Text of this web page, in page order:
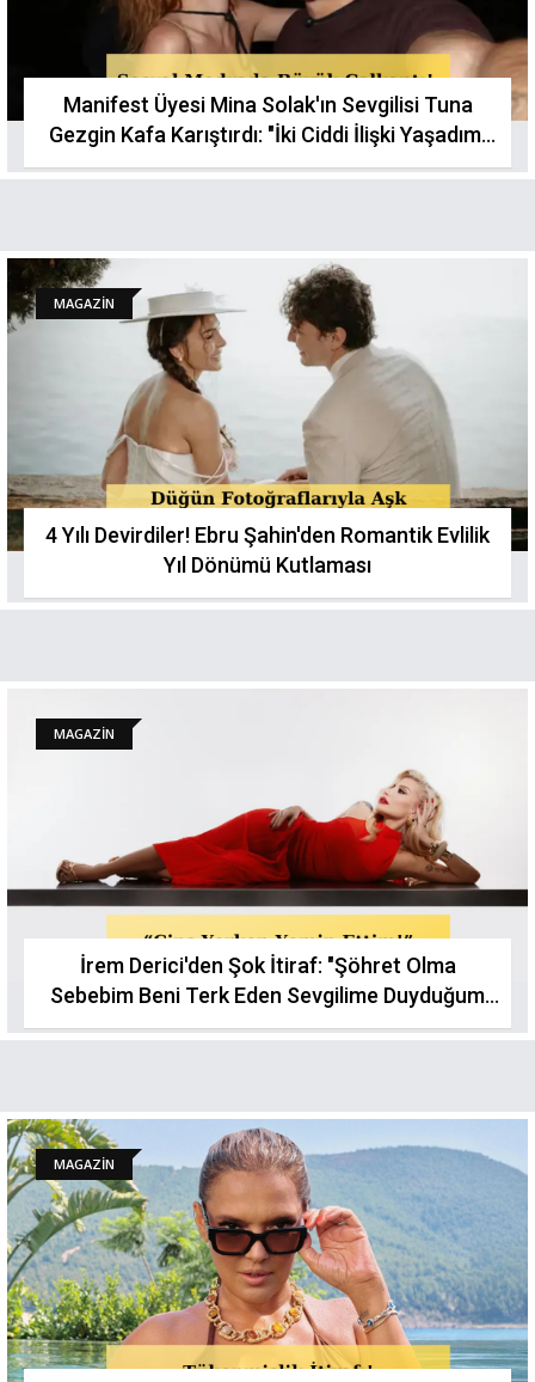
Manifest Üyesi Mina Solak'ın Sevgilisi Tuna
Gezgin Kafa Karıştırdı: "İki Ciddi İlişki Yaşadım,
Yürümedi"
MAGAZİN
4 Yılı Devirdiler! Ebru Şahin'den Romantik Evlilik
Yıl Dönümü Kutlaması
MAGAZİN
İrem Derici'den Şok İtiraf: "Şöhret Olma
Sebebim Beni Terk Eden Sevgilime Duyduğum
Hırstı"
MAGAZİN